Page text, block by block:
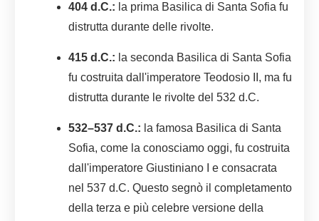
404 d.C.: la prima Basilica di Santa Sofia fu
distrutta durante delle rivolte.
415 d.C.: la seconda Basilica di Santa Sofia
fu costruita dall'imperatore Teodosio II, ma fu
distrutta durante le rivolte del 532 d.C.
532–537 d.C.: la famosa Basilica di Santa
Sofia, come la conosciamo oggi, fu costruita
dall'imperatore Giustiniano I e consacrata
nel 537 d.C. Questo segnò il completamento
della terza e più celebre versione della